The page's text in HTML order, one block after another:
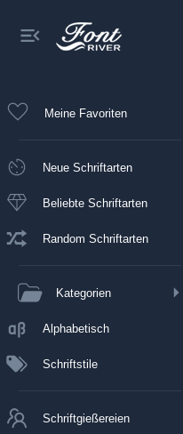
Meine Favoriten
Neue Schriftarten
Beliebte Schriftarten
Random Schriftarten
Kategorien
Alphabetisch
Schriftstile
Schriftgießereien